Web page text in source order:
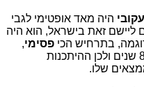
היה מאד אופטימי לגבי
ליישם זאת בישראל, הוא היה
בתרחיש הכי פסימי,
החזר ההשקעה היה צריך לעמוד על 8 שנים ולכן ההיתכנות
שלו.